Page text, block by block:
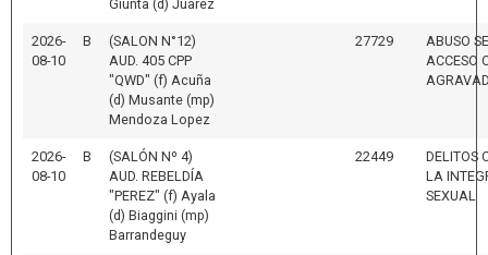
Giunta (d) Juarez
2026-
08-10
B
(SALON N°12)
AUD. 405 CPP
"QWD" (f) Acuña
(d) Musante (mp)
Mendoza Lopez
27729
ABUSO
ACCESO
2026-
08-10
B
(SALÓN Nº 4)
AUD. REBELDÍA
"PEREZ" (f) Ayala
(d) Biaggini (mp)
Barrandeguy
22449
DELITOS
LA
SEXUAL